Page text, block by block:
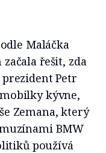
Maláčka
řešit, zda
Petr
kývne,
Zemana, který
BMW
používá